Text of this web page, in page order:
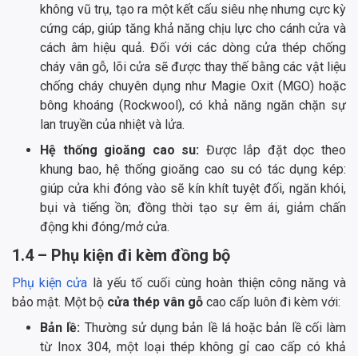
không vũ trụ, tạo ra một kết cấu siêu nhẹ nhưng cực kỳ
cứng cáp, giúp tăng khả năng chịu lực cho cánh cửa và
cách âm hiệu quả. Đối với các dòng cửa thép chống
cháy vân gỗ, lõi cửa sẽ được thay thế bằng các vật liệu
chống cháy chuyên dụng như Magie Oxit (MGO) hoặc
bông khoáng (Rockwool), có khả năng ngăn chặn sự
lan truyền của nhiệt và lửa.
Hệ thống gioăng cao su: Được lắp đặt dọc theo
khung bao, hệ thống gioăng cao su có tác dụng kép:
giúp cửa khi đóng vào sẽ kín khít tuyệt đối, ngăn khói,
bụi và tiếng ồn; đồng thời tạo sự êm ái, giảm chấn
động khi đóng/mở cửa.
1.4 – Phụ kiện đi kèm đồng bộ
Phụ kiện cửa là yếu tố cuối cùng hoàn thiện công năng và
bảo mật. Một bộ cửa thép vân gỗ cao cấp luôn đi kèm với:
Bản lề: Thường sử dụng bản lề lá hoặc bản lề cối làm
từ Inox 304, một loại thép không gỉ cao cấp có khả